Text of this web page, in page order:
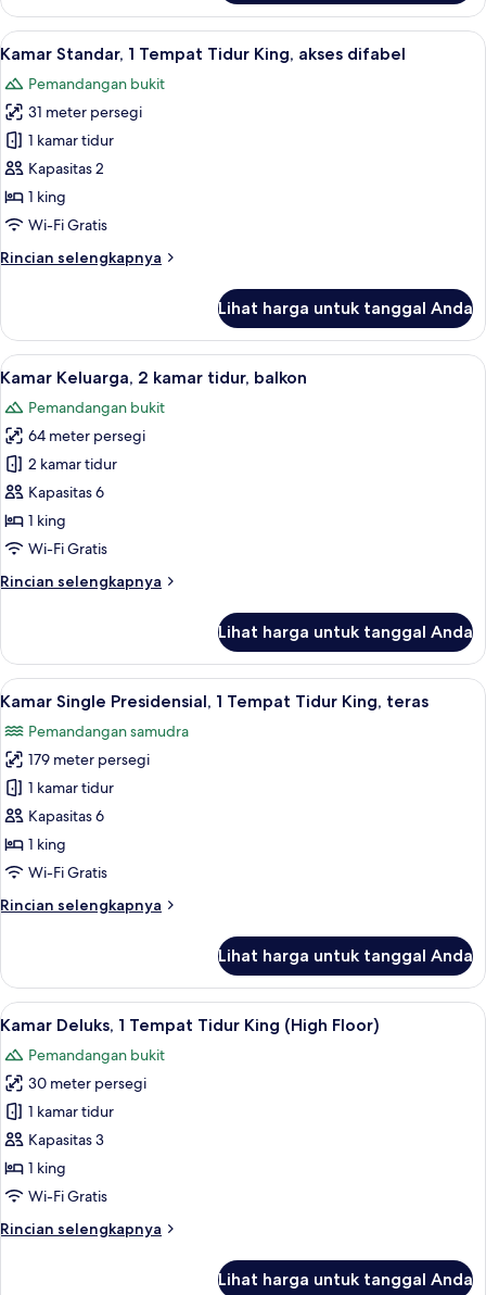
Suite
Keluarga,
2
tidur,
teras,
pemandangan
laut
Lihat
semua
foto
untuk
Kamar
Standar,
1
Tempat
King,
Brankas, meja kerja, ruang kerja
5
Kamar Standar, 1 Tempat Tidur King, akses difabel
Pemandangan bukit
31 meter persegi
1 kamar tidur
Kapasitas 2
1 king
Wi-Fi Gratis
Rincian selengkapnya
Rincian
Kamar
Standar,
1
Tidur
King,
akses
difabel
Lihat harga untuk tanggal Anda
Lihat
semua
foto
untuk
Kamar
Keluarga,
2
kamar
balkon
Brankas, meja kerja, ruang kerja
7
Kamar Keluarga, 2 kamar tidur, balkon
Pemandangan bukit
64 meter persegi
2 kamar tidur
Kapasitas 6
1 king
Wi-Fi Gratis
Rincian selengkapnya
Rincian
Kamar
Keluarga,
2
tidur,
balkon
Lihat harga untuk tanggal Anda
Lihat
semua
foto
untuk
Kamar
Single
Presidensial,
1
Tidur
Kamar Single Presidensial, 1
12
Kamar Single Presidensial, 1 Tempat Tidur King, teras
Pemandangan samudra
179 meter persegi
1 kamar tidur
Kapasitas 6
1 king
Wi-Fi Gratis
Rincian selengkapnya
Rincian
Kamar
Single
Presidensial,
Tempat
Tidur
King,
teras
Lihat harga untuk tanggal Anda
Lihat
semua
foto
untuk
Kamar
Deluks,
1
Tempat
King
Brankas, meja kerja, ruang kerja
7
Kamar Deluks, 1 Tempat Tidur King (High Floor)
Pemandangan bukit
30 meter persegi
1 kamar tidur
Kapasitas 3
1 king
Wi-Fi Gratis
Rincian selengkapnya
Rincian
Lihat harga untuk tanggal Anda